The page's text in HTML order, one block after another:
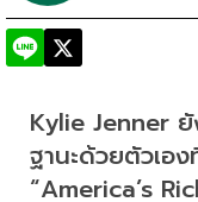
Kylie Jenner
ฐานะด้วยตัวเอ